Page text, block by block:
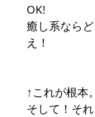
OK!
癒し系なら
え！
↑これが根本
そして！そ